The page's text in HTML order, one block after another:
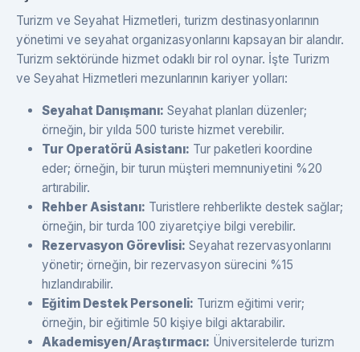
Turizm ve Seyahat Hizmetleri, turizm destinasyonlarının
yönetimi ve seyahat organizasyonlarını kapsayan bir alandır.
Turizm sektöründe hizmet odaklı bir rol oynar. İşte Turizm
ve Seyahat Hizmetleri mezunlarının kariyer yolları:
Seyahat Danışmanı: Seyahat planları düzenler;
örneğin, bir yılda 500 turiste hizmet verebilir.
Tur Operatörü Asistanı: Tur paketleri koordine
eder; örneğin, bir turun müşteri memnuniyetini %20
artırabilir.
Rehber Asistanı: Turistlere rehberlikte destek sağlar;
örneğin, bir turda 100 ziyaretçiye bilgi verebilir.
Rezervasyon Görevlisi: Seyahat rezervasyonlarını
yönetir; örneğin, bir rezervasyon sürecini %15
hızlandırabilir.
Eğitim Destek Personeli: Turizm eğitimi verir;
örneğin, bir eğitimle 50 kişiye bilgi aktarabilir.
Akademisyen/Araştırmacı: Üniversitelerde turizm